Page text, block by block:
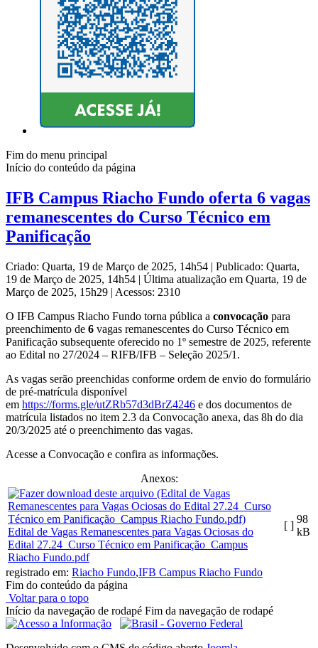
Fim do menu principal
Início do conteúdo da página
IFB Campus Riacho Fundo oferta 6 vagas
remanescentes do Curso Técnico em
Panificação
Criado: Quarta, 19 de Março de 2025, 14h54 | Publicado: Quarta,
19 de Março de 2025, 14h54 | Última atualização em Quarta, 19 de
Março de 2025, 15h29 | Acessos: 2310
O IFB Campus Riacho Fundo torna pública a convocação para
preenchimento de 6 vagas remanescentes do Curso Técnico em
Panificação subsequente oferecido no 1º semestre de 2025, referente
ao Edital no 27/2024 – RIFB/IFB – Seleção 2025/1.
As vagas serão preenchidas conforme ordem de envio do formulário
de pré-matrícula disponível
em https://forms.gle/utZRb57d3dBrZ4246 e dos documentos de
matrícula listados no item 2.3 da Convocação anexa, das 8h do dia
20/3/2025 até o preenchimento das vagas.
Acesse a Convocação e confira as informações.
Anexos:
Edital de Vagas Remanescentes para Vagas Ociosas do
Edital 27.24_Curso Técnico em Panificação_Campus
Riacho Fundo.pdf
[ ]
98
kB
registrado em: Riacho Fundo,IFB Campus Riacho Fundo
Fim do conteúdo da página
Voltar para o topo
Início da navegação de rodapé Fim da navegação de rodapé